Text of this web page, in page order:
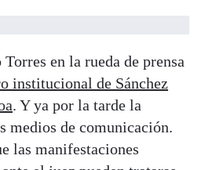
en la rueda de prensa
institucional de Sánchez
. Y ya por la tarde la
medios de comunicación.
las manifestaciones